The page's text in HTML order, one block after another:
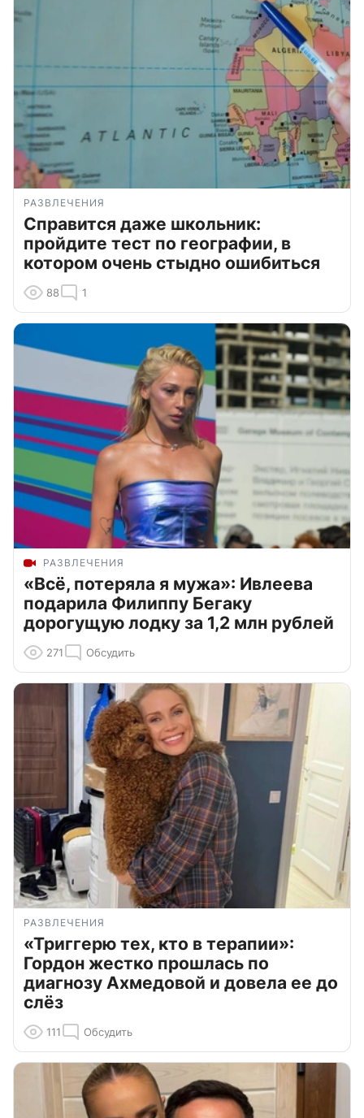
РАЗВЛЕЧЕНИЯ
Справится даже школьник:
пройдите тест по географии, в
котором очень стыдно ошибиться
88 1
РАЗВЛЕЧЕНИЯ
«Всё, потеряла я мужа»: Ивлеева
подарила Филиппу Бегаку
дорогущую лодку за 1,2 млн рублей
271 Обсудить
РАЗВЛЕЧЕНИЯ
«Триггерю тех, кто в терапии»:
Гордон жестко прошлась по
диагнозу Ахмедовой и довела ее до
слёз
111 Обсудить